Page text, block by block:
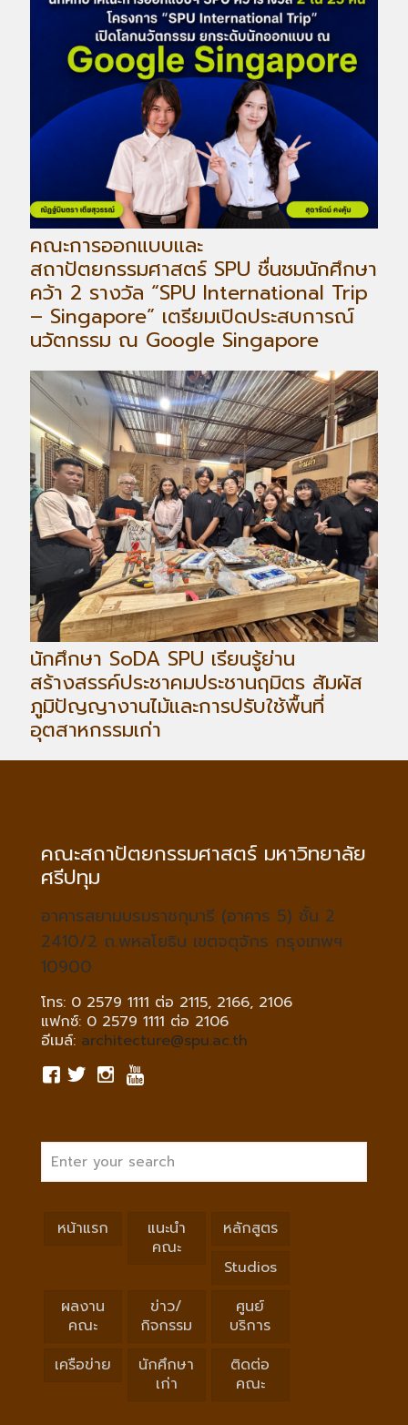
คณะการออกแบบและ
สถาปัตยกรรมศาสตร์ SPU ชื่นชมนักศึกษา
คว้า 2 รางวัล “SPU International Trip
– Singapore” เตรียมเปิดประสบการณ์
นวัตกรรม ณ Google Singapore
นักศึกษา SoDA SPU เรียนรู้ย่าน
สร้างสรรค์ประชาคมประชานฤมิตร สัมผัส
ภูมิปัญญางานไม้และการปรับใช้พื้นที่
อุตสาหกรรมเก่า
คณะสถาปัตยกรรมศาสตร์ มหาวิทยาลัย
ศรีปทุม
อาคารสยามบรมราชกุมารี (อาคาร 5) ชั้น 2
2410/2 ถ.พหลโยธิน เขตจตุจักร กรุงเทพฯ
10900
โทร: 0 2579 1111 ต่อ 2115, 2166, 2106
แฟกซ์: 0 2579 1111 ต่อ 2106
อีเมล์: architecture@spu.ac.th
หน้าแรก
แนะนำ
คณะ
หลักสูตร
Studios
ผลงาน
คณะ
ข่าว/
กิจกรรม
ศูนย์
บริการ
เครือข่าย
นักศึกษา
เก่า
ติดต่อ
คณะ